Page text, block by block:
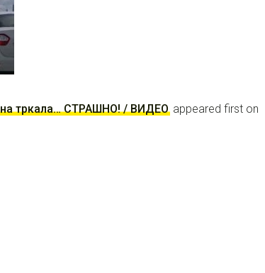
тркала… СТРАШНО! / ВИДЕО appeared first on